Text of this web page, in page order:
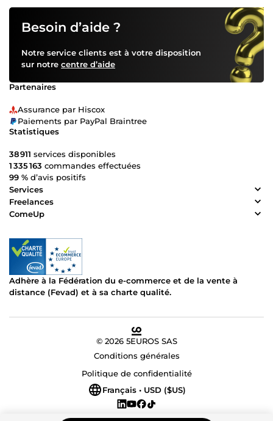
Besoin d’aide ?
Notre service clients est à votre disposition
sur notre centre d’aide
Partenaires
Assurance par Hiscox
Paiements par PayPal Braintree
Statistiques
38 911 services disponibles
1 335 163 commandes effectuées
99 % d’avis positifs
Services
Freelances
ComeUp
Adhère à la Fédération du e-commerce et de la vente à
distance (Fevad) et à sa charte qualité.
© 2026 5EUROS SAS
Conditions générales
Politique de confidentialité
Français • USD ($US)